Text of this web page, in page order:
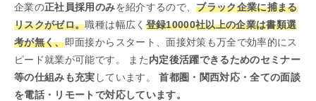
企業の正社員採用のみを紹介するので、ブラック企業に捕まる
リスクがゼロ。職種は幅広く 登録10000社以上の企業は書類選
考が無く、即面接からスタート、面接対策も万全で効率的にス
ピード就業が可能です。 また内定後活躍できるためのセミナー
等の仕組みも充実 しています。首都圏・関西対応・全ての面談
を電話・リモートで対応しています。